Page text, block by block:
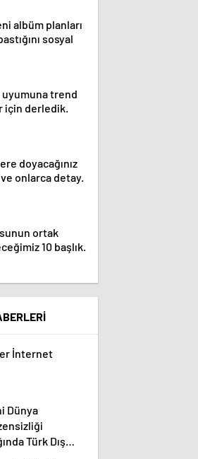
albüm planları
sosyal
uyumuna trend
için derledik.
doyacağınız
onlarca detay.
ortak
10 başlık.
İnternet
Dünya
Türk Dış